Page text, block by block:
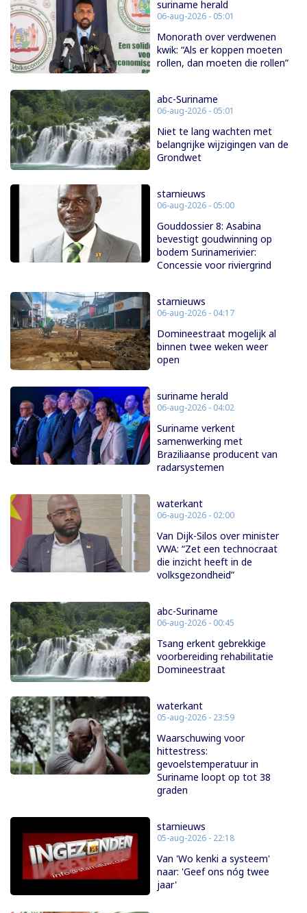
suriname herald
06-aug-2026 - 05:01
Monorath over verdwenen
kwik: “Als er koppen moeten
rollen, dan moeten die rollen”
abc-Suriname
06-aug-2026 - 05:01
Niet te lang wachten met
belangrijke wijzigingen van de
Grondwet
starnieuws
06-aug-2026 - 05:00
Gouddossier 8: Asabina
bevestigt goudwinning op
bodem Surinamerivier:
Concessie voor riviergrind
starnieuws
06-aug-2026 - 04:17
Domineestraat mogelijk al
binnen twee weken weer
open
suriname herald
06-aug-2026 - 04:02
Suriname verkent
samenwerking met
Braziliaanse producent van
radarsystemen
waterkant
06-aug-2026 - 02:00
Van Dijk-Silos over minister
VWA: “Zet een technocraat
die inzicht heeft in de
volksgezondheid”
abc-Suriname
06-aug-2026 - 00:45
Tsang erkent gebrekkige
voorbereiding rehabilitatie
Domineestraat
waterkant
05-aug-2026 - 23:59
Waarschuwing voor
hittestress:
gevoelstemperatuur in
Suriname loopt op tot 38
graden
starnieuws
05-aug-2026 - 22:18
Van 'Wo kenki a systeem'
naar: 'Geef ons nóg twee
jaar'